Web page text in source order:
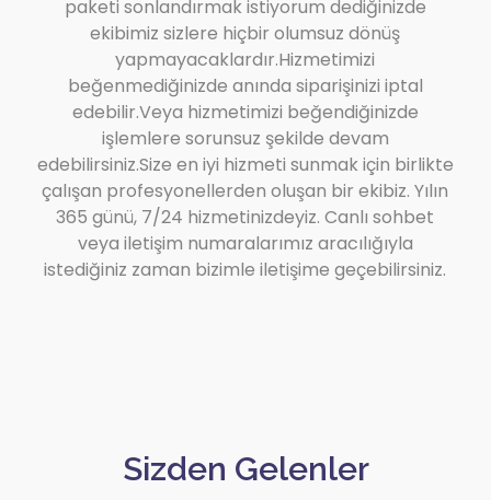
paketi sonlandırmak istiyorum dediğinizde
ekibimiz sizlere hiçbir olumsuz dönüş
yapmayacaklardır.Hizmetimizi
beğenmediğinizde anında siparişinizi iptal
edebilir.Veya hizmetimizi beğendiğinizde
işlemlere sorunsuz şekilde devam
edebilirsiniz.Size en iyi hizmeti sunmak için birlikte
çalışan profesyonellerden oluşan bir ekibiz. Yılın
365 günü, 7/24 hizmetinizdeyiz. Canlı sohbet
veya iletişim numaralarımız aracılığıyla
istediğiniz zaman bizimle iletişime geçebilirsiniz.
Sizden Gelenler